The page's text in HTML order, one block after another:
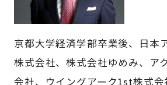
京都大学経済学部卒業後、日本
株式会社、株式会社ゆめみ、ア
会社、ウイングアーク1st株式会